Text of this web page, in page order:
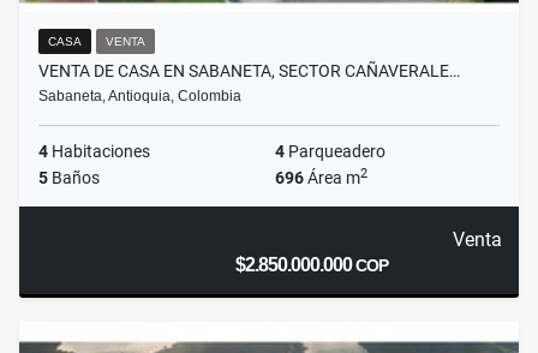
CASA VENTA
VENTA DE CASA EN SABANETA, SECTOR CAÑAVERALE…
Sabaneta, Antioquia, Colombia
4 Habitaciones 4 Parqueadero
5 Baños 696Área m2
Venta
$2.850.000.000COP